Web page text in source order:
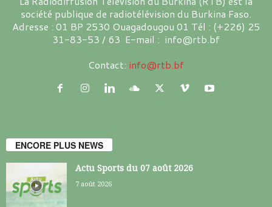
société publique de radiotélévision du Burkina Faso.
Adresse : 01 BP 2530 Ouagadougou 01 Tél : (+226) 25
31-83-53 / 63 E-mail : info@rtb.bf
Contact: info@rtb.bf
ENCORE PLUS NEWS
Actu Sports du 07 août 2026
7 août 2026